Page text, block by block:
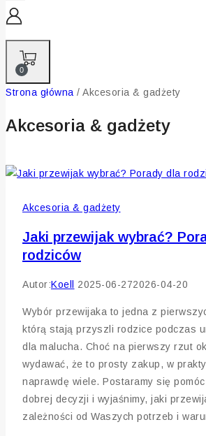
0
Strona główna / Akcesoria & gadżety
Akcesoria & gadżety
Akcesoria & gadżety
Jaki przewijak wybrać?
rodziców
Autor:Koell 2025-06-272026-04-20
Wybór przewijaka to jedna z
którą stają przyszli rodzice podczas
dla malucha. Choć na pierwszy rzut
wydawać, że to prosty zakup, w
naprawdę wiele. Postaramy się
dobrej decyzji i wyjaśnimy, jaki
zależności od Waszych potrzeb i